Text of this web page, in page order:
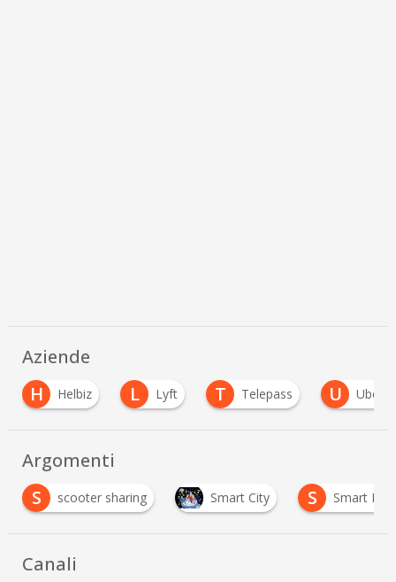
Aziende
H
Helbiz L Lyft T Telepass U Uber
Argomenti
S
scooter sharing Smart City S Smart
Canali